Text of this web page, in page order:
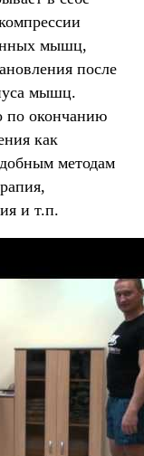
мышц,
после
мышц.
по окончанию
как
методам
и т.п.